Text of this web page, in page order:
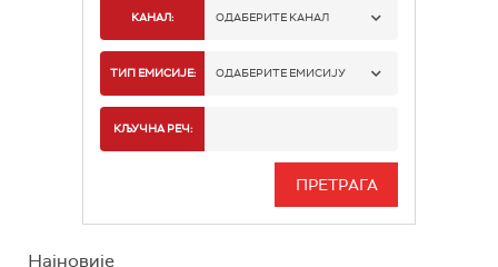
КАНАЛ: ОДАБЕРИТЕ КАНАЛ
РАДИО БЕОГРАД 1
РАДИО БЕОГРАД 3
ТИП ЕМИСИЈЕ: ОДАБЕРИТЕ ЕМИСИЈУ
ИНФО
КЉУЧНА РЕЧ:
Најновије